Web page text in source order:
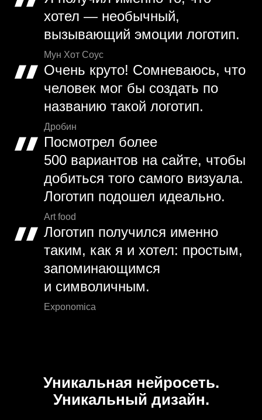
хотел — необычный,
вызывающий эмоции логотип.
Мун Хот Соус
Очень круто! Сомневаюсь, что
человек мог бы создать по
названию такой логотип.
Дробин
Посмотрел более
500 вариантов на сайте, чтобы
добиться того самого визуала.
Логотип подошел идеально.
Art food
Логотип получился именно
таким, как я и хотел: простым,
запоминающимся
и символичным.
Exponomica
Уникальная нейросеть.
Уникальный дизайн.